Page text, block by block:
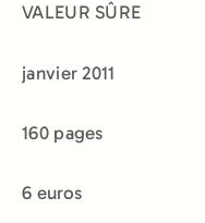
VALEUR SÛRE
janvier 2011
160 pages
6 euros